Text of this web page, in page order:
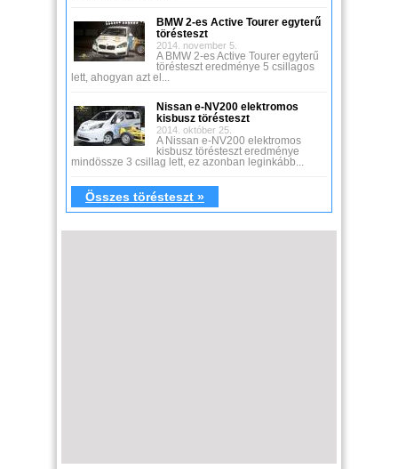
BMW 2-es Active Tourer egyterű
törésteszt
2014. november 5.
A BMW 2-es Active Tourer egyterű
törésteszt eredménye 5 csillagos
lett, ahogyan azt el...
Nissan e-NV200 elektromos
kisbusz törésteszt
2014. október 25.
A Nissan e-NV200 elektromos
kisbusz törésteszt eredménye
mindössze 3 csillag lett, ez azonban leginkább...
Összes törésteszt »